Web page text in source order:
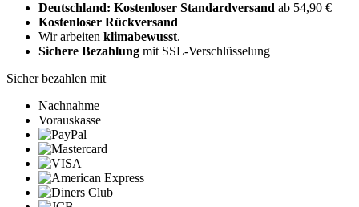
Deutschland: Kostenloser Standardversand ab 54,90 €
Kostenloser Rückversand
Wir arbeiten klimabewusst.
Sichere Bezahlung mit SSL-Verschlüsselung
Sicher bezahlen mit
Nachnahme
Vorauskasse